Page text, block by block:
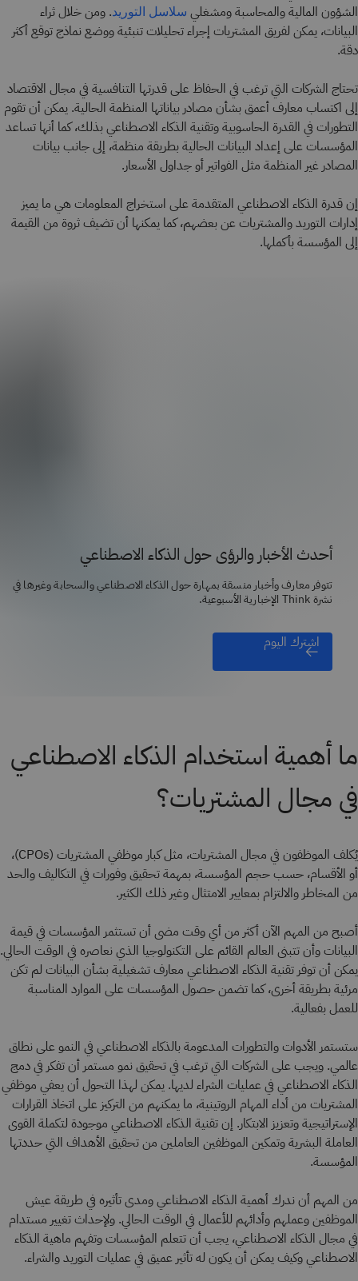
الشؤون المالية والمحاسبة ومشغلي سلاسل التوريد. ومن خلال ثراء
البيانات، يمكن لفريق المشتريات إجراء تحليلات تنبئية ووضع نماذج توقع أكثر
دقة.
تحتاج الشركات التي ترغب في الحفاظ على قدرتها التنافسية في مجال الاقتصاد
إلى اكتساب معارف أعمق بشأن مصادر بياناتها المنظمة الحالية. يمكن أن تقوم
التطورات في القدرة الحاسوبية وتقنية الذكاء الاصطناعي بذلك، كما أنها تساعد
المؤسسات على إعداد البيانات الحالية بطريقة منظمة، إلى جانب بيانات
المصادر غير المنظمة مثل الفواتير أو جداول الأسعار.
إن قدرة الذكاء الاصطناعي المتقدمة على استخراج المعلومات هي ما يميز
إدارات التوريد والمشتريات عن بعضهم، كما يمكنها أن تضيف ثروة من القيمة
إلى المؤسسة بأكملها.
أحدث الأخبار والرؤى حول الذكاء الاصطناعي
تتوفر معارف وأخبار منسقة بمهارة حول الذكاء الاصطناعي والسحابة وغيرها في
نشرة Think الإخبارية الأسبوعية.
اشترك اليوم
ما أهمية استخدام الذكاء الاصطناعي
في مجال المشتريات؟
يُكلف الموظفون في مجال المشتريات، مثل كبار موظفي المشتريات (CPOs)،
أو الأقسام، حسب حجم المؤسسة، بمهمة تحقيق وفورات في التكاليف والحد
من المخاطر والالتزام بمعايير الامتثال وغير ذلك الكثير.
أصبح من المهم الآن أكثر من أي وقت مضى أن تستثمر المؤسسات في قيمة
البيانات وأن تتبنى العالم القائم على التكنولوجيا الذي نعاصره في الوقت الحالي.
يمكن أن توفر تقنية الذكاء الاصطناعي معارف تشغيلية بشأن البيانات لم تكن
مرئية بطريقة أخرى، كما تضمن حصول المؤسسات على الموارد المناسبة
للعمل بفعالية.
ستستمر الأدوات والتطورات المدعومة بالذكاء الاصطناعي في النمو على نطاق
عالمي. ويجب على الشركات التي ترغب في تحقيق نمو مستمر أن تفكر في دمج
الذكاء الاصطناعي في عمليات الشراء لديها. يمكن لهذا التحول أن يعفي موظفي
المشتريات من أداء المهام الروتينية، ما يمكنهم من التركيز على اتخاذ القرارات
الإستراتيجية وتعزيز الابتكار. إن تقنية الذكاء الاصطناعي موجودة لتكملة القوى
العاملة البشرية وتمكين الموظفين العاملين من تحقيق الأهداف التي حددتها
المؤسسة.
من المهم أن ندرك أهمية الذكاء الاصطناعي ومدى تأثيره في طريقة عيش
الموظفين وعملهم وأدائهم للأعمال في الوقت الحالي. ولإحداث تغيير مستدام
في مجال الذكاء الاصطناعي، يجب أن تتعلم المؤسسات وتفهم ماهية الذكاء
الاصطناعي وكيف يمكن أن يكون له تأثير عميق في عمليات التوريد والشراء.